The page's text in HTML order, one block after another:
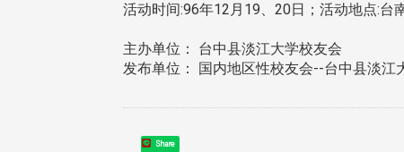
活动时间:96年12月19、20日；活动地点:
主办单位： 台中县淡江大学校友会
发布单位： 国内地区性校友会--台中县淡江
Share